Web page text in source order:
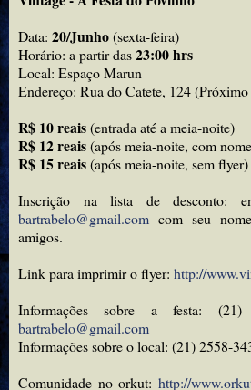
Data: 20/Junho(sexta-feira)
Horário: a partir das23:00 hrs
Local: Espaço Marun
Endereço: Rua do Catete, 124
R$ 10 reais(entrada até a meia-noite)
R$ 12 reais(após meia-noite, com
R$ 15 reais(após meia-noite, sem flyer)
Inscrição na lista de desconto:
bartrabelo@gmail.com com seu
amigos.
Link para imprimir o flyer: http://
Informações sobre a festa:
bartrabelo@gmail.com
Informações sobre o local: (21) 2558-
Comunidade no orkut: http://